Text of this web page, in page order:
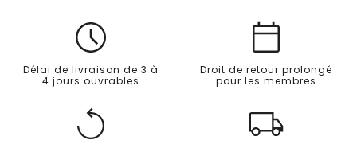
Délai de livraison de 3 à
4 jours ouvrables
Droit de retour prolongé
pour les membres